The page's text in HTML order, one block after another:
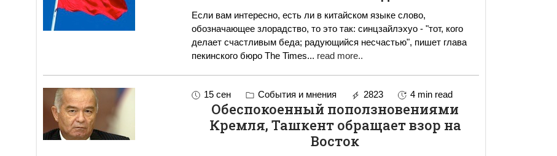
Если вам интересно, есть ли в китайском языке слово,
обозначающее злорадство, то это так: синцзайлэхуо - "тот, кого
делает счастливым беда; радующийся несчастью", пишет глава
пекинского бюро The Times... read more..
15 сен События и мнения 2823 4 min read
Обеспокоенный поползновениями
Кремля, Ташкент обращает взор на
Восток